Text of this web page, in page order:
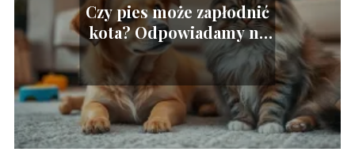
Czy pies może zapłodnić
kota? Odpowiadamy na
najważniejsze pytania